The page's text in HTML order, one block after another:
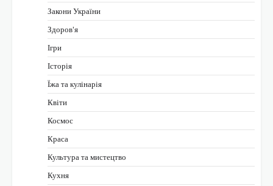
Закони України
Здоров'я
Ігри
Історія
Їжа та кулінарія
Квіти
Космос
Краса
Культура та мистецтво
Кухня